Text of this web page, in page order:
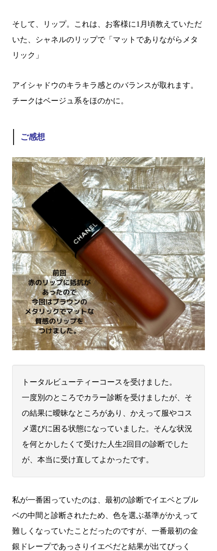
そして、リップ。これは、お客様に1月頃教えていただ
いた、シャネルのリップで「マットでありながらメタ
リック」
アイシャドウのキラキラ感とのバランスが取れます。
チークはベージュ系をほのかに。
ご感想
トータルビューティーコースを受けました。
一度別のところでカラー診断を受けましたが、そ
の結果に曖昧なところがあり、かえって服やコス
メ選びに困る状態になっていました。そんな状況
を何とかしたくて受けた人生2回目の診断でした
が、本当に受け直してよかったです。
私が一番困っていたのは、最初の診断でイエベとブル
ベの中間と診断されたため、色を選ぶ基準がかえって
難しくなっていたことだったのですが、一番最初の金
銀ドレープであっさりイエベだと結果が出てびっく